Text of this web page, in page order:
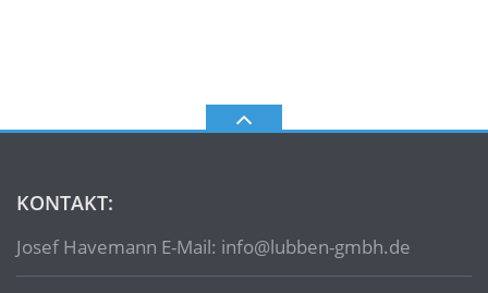
KONTAKT:
Josef Havemann E-Mail: info@lubben-gmbh.de